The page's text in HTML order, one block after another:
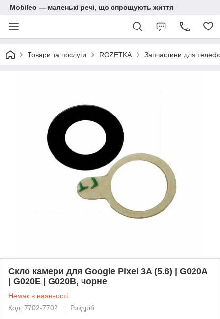
Mobileo — маленькі речі, що спрощують життя
Товари та послуги ROZETKA Запчастини для
Скло камери для Google Pixel 3A (5.6) | G020A
| G020E | G020B, чорне
Немає в наявності
Код: 7702-7702
Роздріб